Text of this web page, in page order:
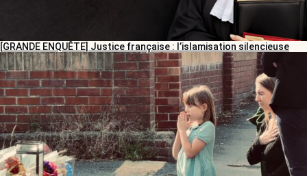
[GRANDE ENQUÊTE] Justice française : l’islamisation silencieuse